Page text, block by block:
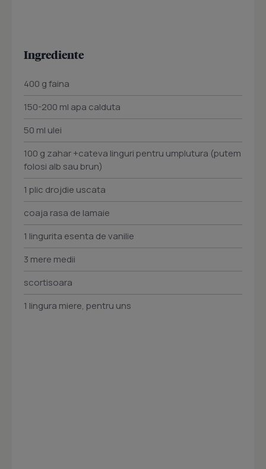
Ingrediente
400 g faina
150-200 ml apa calduta
50 ml ulei
100 g zahar +cateva linguri pentru umplutura (putem
folosi alb sau brun)
1 plic drojdie uscata
coaja rasa de lamaie
1 lingurita esenta de vanilie
3 mere medii
scortisoara
1 lingura miere, pentru uns